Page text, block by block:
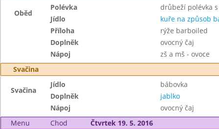
Oběd
Polévka
drůbeží polévka
Jídlo
kuře na způsob
Příloha
rýže barboiled
Doplněk
ovocný čaj
Nápoj
zš a mš - ovoce
Svačina
Svačina
Jídlo
bábovka
Doplněk
jablko
Nápoj
ovocný čaj
Menu
Chod
Čtvrtek 19. 5. 2016